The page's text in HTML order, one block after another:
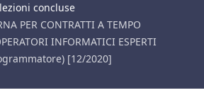
concluse
PER CONTRATTI A TEMPO
INFORMATICI ESPERTI
[12/2020]